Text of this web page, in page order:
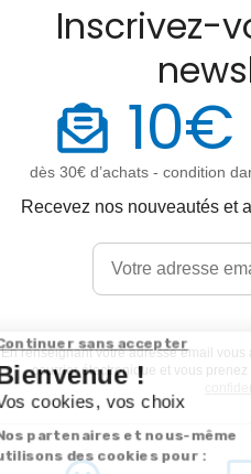
Inscrivez-
dès 30€ d’achats - condition
Recevez nos nouveautés et
En renseignant votre adresse email
courrier électronique et vous